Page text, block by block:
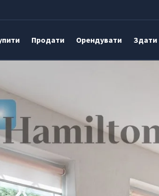
Продати Орендувати Здати